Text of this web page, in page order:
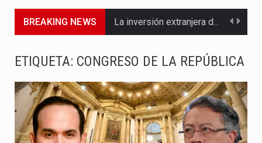
BREAKING NEWS La inversión extranjera directa en Colombia comenzó a dar señales…
A pocas horas del cambio de gobierno, el equipo de…
La Alcaldía de Barranquilla puso en marcha un amplio plan…
ETIQUETA: CONGRESO DE LA REPÚBLICA